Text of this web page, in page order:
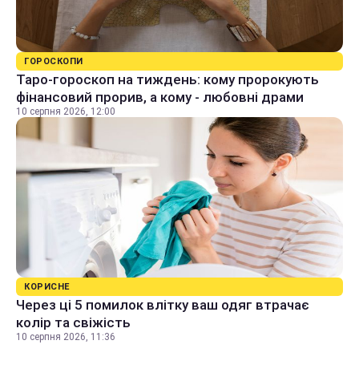
ГОРОСКОПИ
Таро-гороскоп на тиждень: кому пророкують
фінансовий прорив, а кому - любовні драми
10 серпня 2026, 12:00
КОРИСНЕ
Через ці 5 помилок влітку ваш одяг втрачає
колір та свіжість
10 серпня 2026, 11:36